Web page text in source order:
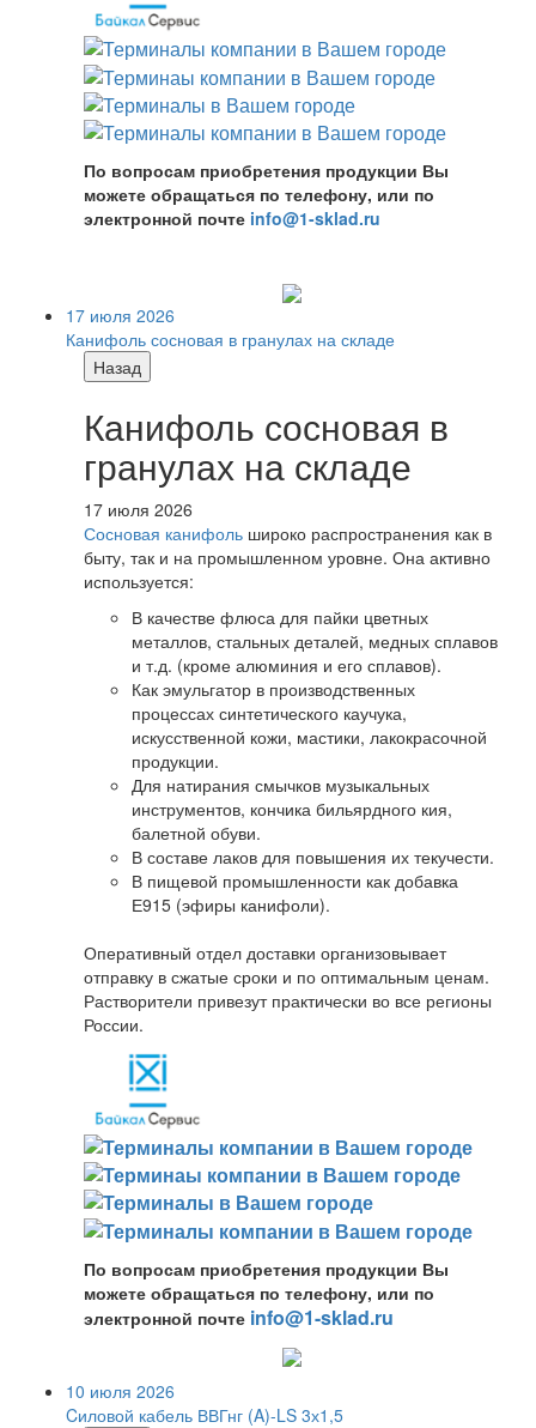
По вопросам приобретения продукции Вы
можете обращаться по телефону, или по
электронной почте info@1-sklad.ru
17 июля 2026
Канифоль сосновая в гранулах на складе
Назад
Канифоль сосновая в
гранулах на складе
17 июля 2026
Сосновая канифоль широко распространения как в
быту, так и на промышленном уровне. Она активно
используется:
В качестве флюса для пайки цветных
металлов, стальных деталей, медных сплавов
и т.д. (кроме алюминия и его сплавов).
Как эмульгатор в производственных
процессах синтетического каучука,
искусственной кожи, мастики, лакокрасочной
продукции.
Для натирания смычков музыкальных
инструментов, кончика бильярдного кия,
балетной обуви.
В составе лаков для повышения их текучести.
В пищевой промышленности как добавка
Е915 (эфиры канифоли).
Оперативный отдел доставки организовывает
отправку в сжатые сроки и по оптимальным ценам.
Растворители привезут практически во все регионы
России.
По вопросам приобретения продукции Вы
можете обращаться по телефону, или по
электронной почте info@1-sklad.ru
10 июля 2026
Cиловой кабель ВВГнг (A)-LS 3х1,5